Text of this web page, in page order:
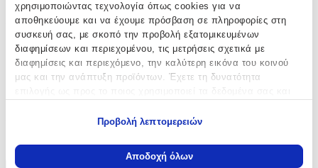
χρησιμοποιώντας τεχνολογία όπως cookies για να
αποθηκεύουμε και να έχουμε πρόσβαση σε πληροφορίες στη
συσκευή σας, με σκοπό την προβολή εξατομικευμένων
διαφημίσεων και περιεχομένου, τις μετρήσεις σχετικά με
διαφημίσεις και περιεχόμενο, την καλύτερη εικόνα του κοινού
μας και την ανάπτυξη προϊόντων. Έχετε τη δυνατότητα
Να συλλέξουμε πληροφορίες σχετικά με τη γεωγραφική
σας τοποθεσία, οι οποίες μπορεί να είναι ακριβείς σε
Προβολή λεπτομερειών
Αποδοχή όλων
cm
Χρώμα:
Ροζ
με Led: